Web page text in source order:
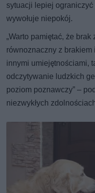
sytuacji lepiej
wywołuje niepokój.
„Warto pamiętać, że
równoznaczny z
innymi umiejętnościami,
odczytywanie ludzkich
poziom poznawczy” –
niezwykłych